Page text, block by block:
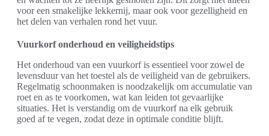
voor een smakelijke lekkernij, maar ook voor gezelligheid en
het delen van verhalen rond het vuur.
Vuurkorf onderhoud en veiligheidstips
Het onderhoud van een vuurkorf is essentieel voor zowel de
levensduur van het toestel als de veiligheid van de gebruikers.
Regelmatig schoonmaken is noodzakelijk om accumulatie van
roet en as te voorkomen, wat kan leiden tot gevaarlijke
situaties. Het is verstandig om de vuurkorf na elk gebruik
goed af te vegen, zodat deze in optimale conditie blijft.